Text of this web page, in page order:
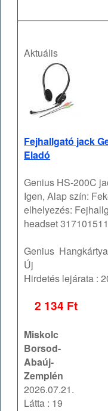
Aktuális
Fejhallgató jack
Eladó
Genius HS-200C
Igen, Alap szín:
elhelyezés:
headset
Genius
Új
Hirdetés lejárata :
2 134 Ft
Miskolc
Borsod-
Abaúj-
Zemplén
2026.07.21.
Látta : 19